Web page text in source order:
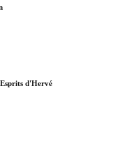
d'Hervé